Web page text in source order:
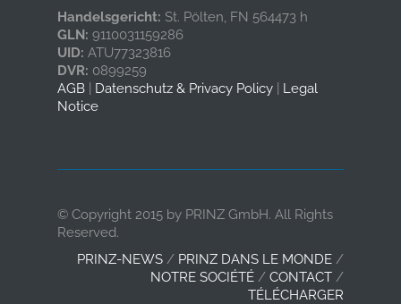
Handelsgericht: St. Pölten, FN 564473 h
GLN: 9110031159286
UID: ATU77323816
DVR: 0899259
AGB
Datenschutz & Privacy Policy
Legal
Notice
© Copyright 2015 by PRINZ GmbH. All Rights
Reserved.
PRINZ-NEWS / PRINZ DANS LE MONDE /
NOTRE SOCIÉTÉ / CONTACT /
TÉLÉCHARGER